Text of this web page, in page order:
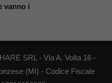
vanno i
SRL - Via A. Volta 16 -
(MI) - Codice Fiscale